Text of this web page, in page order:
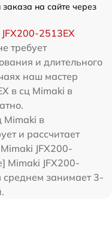
на сайте через
2513EX
требует
и длительного
наш мастер
в сц Mimaki в
Mimaki в
и рассчитает
JFX200-
Mimaki JFX200-
среднем занимает 3-